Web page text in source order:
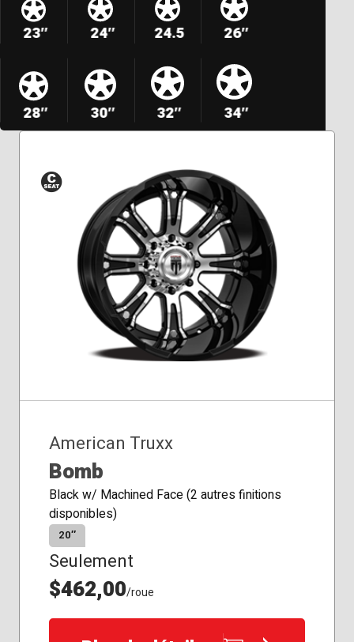
23″ 24″ 24.5 26″
28″ 30″ 32″ 34″
Siège
conique
American Truxx
Bomb
Black w/ Machined Face (2 autres finitions
disponibles)
20″
Seulement
$462,00/roue